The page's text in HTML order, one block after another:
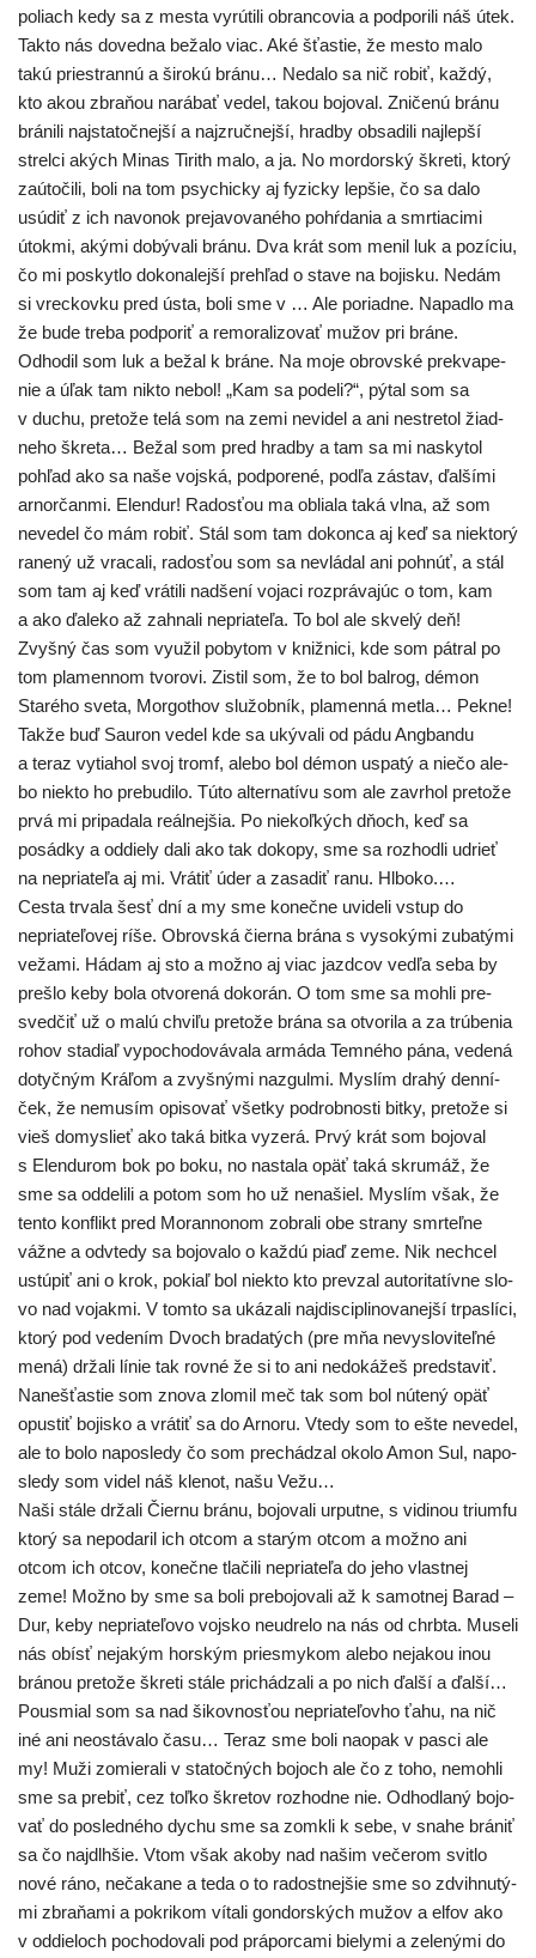
poliach kedy sa z mes­ta vyrú­ti­li obran­co­via a pod­po­ri­li náš útek.
Takto nás doved­na beža­lo viac. Aké šťas­tie, že mes­to malo
takú prie­stran­nú a širo­kú brá­nu… Nedalo sa nič robiť, kaž­dý,
kto akou zbra­ňou nará­bať vedel, takou bojo­val. Zničenú brá­nu
brá­ni­li naj­sta­toč­nej­ší a najz­ruč­nej­ší, hrad­by obsa­di­li naj­lep­ší
strel­ci akých Minas Tirith malo, a ja. No mor­dor­ský škre­ti, kto­rý
zaú­to­či­li, boli na tom psy­chic­ky aj fyzic­ky lep­šie, čo sa dalo
usú­diť z ich navo­nok pre­ja­vo­va­né­ho pohŕda­nia a smr­tia­ci­mi
útok­mi, aký­mi dobý­va­li brá­nu. Dva krát som menil luk a pozí­ciu,
čo mi poskyt­lo doko­na­lej­ší pre­hľad o sta­ve na bojis­ku. Nedám
si vrec­kov­ku pred ústa, boli sme v … Ale poriad­ne. Napadlo ma
že bude tre­ba pod­po­riť a remo­ra­li­zo­vať mužov pri brá­ne.
Odhodil som luk a bežal k brá­ne. Na moje obrov­ské prek­va­pe­
nie a úľak tam nikto nebol! „Kam sa pode­li?“, pýtal som sa
v duchu, pre­to­že telá som na zemi nevi­del a ani nestre­tol žiad­
ne­ho škre­ta… Bežal som pred hrad­by a tam sa mi nasky­tol
pohľad ako sa naše voj­ská, pod­po­re­né, pod­ľa zástav, ďal­ší­mi
arnor­čan­mi. Elendur! Radosťou ma oblia­la taká vlna, až som
neve­del čo mám robiť. Stál som tam dokon­ca aj keď sa nie­kto­rý
rane­ný už vra­ca­li, rados­ťou som sa nevlá­dal ani pohnúť, a stál
som tam aj keď vrá­ti­li nad­še­ní voja­ci roz­prá­va­júc o tom, kam
a ako ďale­ko až zahna­li nepria­te­ľa. To bol ale skve­lý deň!
Zvyšný čas som využil poby­tom v kniž­ni­ci, kde som pát­ral po
tom pla­men­nom tvo­ro­vi. Zistil som, že to bol bal­rog, démon
Starého sve­ta, Morgothov slu­žob­ník, pla­men­ná met­la… Pekne!
Takže buď Sauron vedel kde sa uký­va­li od pádu Angbandu
a teraz vytia­hol svoj tromf, ale­bo bol démon uspa­tý a nie­čo ale­
bo nie­kto ho pre­bu­di­lo. Túto alter­na­tí­vu som ale zavr­hol pre­to­že
prvá mi pri­pa­da­la reál­nej­šia. Po nie­koľ­kých dňoch, keď sa
posád­ky a oddie­ly dali ako tak doko­py, sme sa roz­hod­li udrieť
na nepria­te­ľa aj mi. Vrátiť úder a zasa­diť ranu. Hlboko.…
Cesta trva­la šesť dní a my sme koneč­ne uvi­de­li vstup do
nepria­te­ľo­vej ríše. Obrovská čier­na brá­na s vyso­ký­mi zuba­tý­mi
veža­mi. Hádam aj sto a mož­no aj viac jazd­cov ved­ľa seba by
pre­šlo keby bola otvo­re­ná doko­rán. O tom sme sa moh­li pre­
sved­čiť už o malú chvi­ľu pre­to­že brá­na sa otvo­ri­la a za trú­be­nia
rohov sta­diaľ vypo­cho­do­vá­va­la armá­da Temného pána, vede­ná
dotyč­ným Kráľom a zvyš­ný­mi naz­gul­mi. Myslím dra­hý den­ní­
ček, že nemu­sím opi­so­vať všet­ky pod­rob­nos­ti bit­ky, pre­to­že si
vieš domys­lieť ako taká bit­ka vyze­rá. Prvý krát som bojo­val
s Elendurom bok po boku, no nasta­la opäť taká skru­máž, že
sme sa odde­li­li a potom som ho už nena­šiel. Myslím však, že
ten­to kon­flikt pred Morannonom zobra­li obe stra­ny smr­teľ­ne
váž­ne a odvte­dy sa bojo­va­lo o kaž­dú piaď zeme. Nik nech­cel
ustú­piť ani o krok, pokiaľ bol nie­kto kto pre­vzal auto­ri­ta­tív­ne slo­
vo nad vojak­mi. V tom­to sa uká­za­li naj­dis­cip­li­no­va­nej­ší trpas­lí­ci,
kto­rý pod vede­ním Dvoch bra­da­tých (pre mňa nevys­lo­vi­teľ­né
mená) drža­li línie tak rov­né že si to ani nedo­ká­žeš pred­sta­viť.
Nanešťastie som zno­va zlo­mil meč tak som bol núte­ný opäť
opus­tiť bojis­ko a vrá­tiť sa do Arnoru. Vtedy som to ešte neve­del,
ale to bolo napo­sle­dy čo som pre­chá­dzal oko­lo Amon Sul, napo­
sle­dy som videl náš kle­not, našu Vežu…
Naši stá­le drža­li Čiernu brá­nu, bojo­va­li urput­ne, s vidi­nou tri­um­fu
kto­rý sa nepo­da­ril ich otcom a sta­rým otcom a mož­no ani
otcom ich otcov, koneč­ne tla­či­li nepria­te­ľa do jeho vlast­nej
zeme! Možno by sme sa boli pre­bo­jo­va­li až k samot­nej Barad –
Dur, keby nepria­te­ľo­vo voj­sko neud­re­lo na nás od chrb­ta. Museli
nás obísť neja­kým hor­ským pries­my­kom ale­bo neja­kou inou
brá­nou pre­to­že škre­ti stá­le pri­chá­dza­li a po nich ďal­ší a ďal­ší…
Pousmial som sa nad šikov­nos­ťou nepria­te­ľov­ho ťahu, na nič
iné ani neos­tá­va­lo času… Teraz sme boli naopak v pas­ci ale
my! Muži zomie­ra­li v sta­toč­ných bojoch ale čo z toho, nemoh­li
sme sa pre­biť, cez toľ­ko škre­tov roz­hod­ne nie. Odhodlaný bojo­
vať do posled­né­ho dychu sme sa zomk­li k sebe, v sna­he brá­niť
sa čo naj­dl­h­šie. Vtom však ako­by nad našim veče­rom svit­lo
nové ráno, neča­ka­ne a teda o to radost­nej­šie sme so zdvi­hnu­tý­
mi zbra­ňa­mi a pokri­kom víta­li gon­dor­ských mužov a elfov ako
v oddie­loch pocho­do­va­li pod prá­por­ca­mi bie­ly­mi a zele­ný­mi do